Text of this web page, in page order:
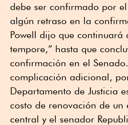
debe ser confirmado por
algún retraso en la
Powell dijo que continuará
tempore,” hasta que
confirmación en el
complicación adicional,
Departamento de Justicia
costo de renovación de
central y el senador